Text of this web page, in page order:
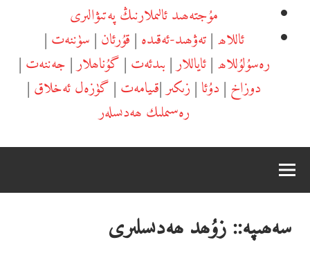
مۇجتەھىد ئالىملارنىڭ پەتىۋالىرى
ئاللاھ|تەۋھىد-ئەقىدە|قۇرئان|سۈننەت|
رەسۇلۇللاھ|ئاياللار|بىدئەت|گۇناھلار|جەننەت|
دوزاخ|دۇئا|زىكىر|قىيامەت|گۈزەل ئەخلاق|
رەسىملىك ھەدىسلەر
سەھىپە::زۇھد ھەدىسلىرى